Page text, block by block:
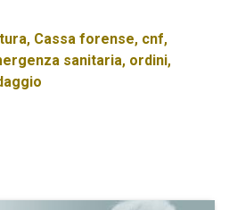
, Cassa forense, cnf,
sanitaria, ordini,